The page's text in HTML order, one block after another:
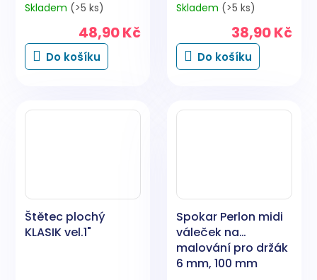
Skladem (>5 ks)
48,90 Kč
Do košíku
Skladem (>5 ks)
38,90 Kč
Do košíku
Štětec plochý
KLASIK vel.1"
Spokar Perlon midi
váleček na
malování pro držák
6 mm, 100 mm